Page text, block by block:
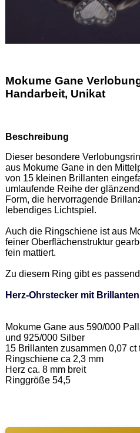
Mokume Gane
Handarbeit, Unikat
Beschreibung
Dieser besondere
aus Mokume Gane in den
von 15 kleinen Brillanten
umlaufende Reihe der
Form, die hervorragende
lebendiges Lichtspiel.
Auch die Ringschiene ist aus
feiner Oberflächenstruktur
fein mattiert.
Zu diesem Ring gibt es
Herz-Ohrstecker mit Brillanten
Mokume Gane aus 590/000
und 925/000 Silber
15 Brillanten zusammen 0,07 ct
Ringschiene ca 2,3 mm
Herz ca. 8 mm breit
Ringgröße 54,5